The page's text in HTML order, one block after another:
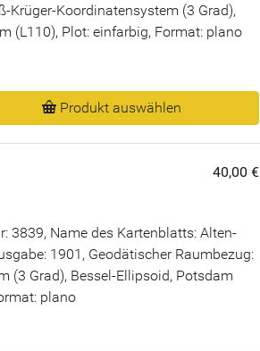
Krüger-Koordinatensystem (3 Grad),
(L110), Plot: einfarbig, Format: plano
Produkt auswählen
40,00 €
3839, Name des Kartenblatts: Alten-
1901, Geodätischer Raumbezug:
(3 Grad), Bessel-Ellipsoid, Potsdam
plano